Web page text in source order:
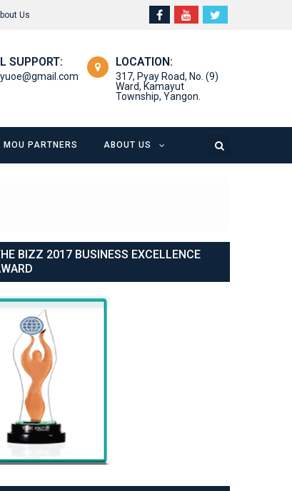
Us
SUPPORT: LOCATION:
317, Pyay Road, No. (9)
Ward, Kamayut
Township, Yangon.
MOU PARTNERS ABOUT US
BIZZ 2017 BUSINESS EXCELLENCE